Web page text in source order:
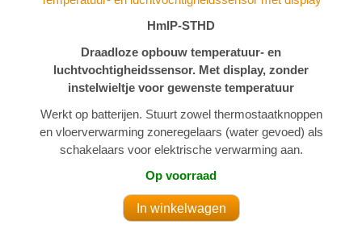
HmIP-STHD
Draadloze opbouw temperatuur- en
luchtvochtigheidssensor. Met display, zonder
instelwieltje voor gewenste temperatuur
Werkt op batterijen. Stuurt zowel thermostaatknoppen
en vloerverwarming zoneregelaars (water gevoed) als
schakelaars voor elektrische verwarming aan.
Op voorraad